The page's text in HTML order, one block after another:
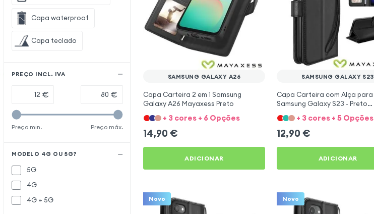
Capa waterproof
Capa teclado
PREÇO INCL. IVA
€ €
Preço min. Preço máx.
MODELO 4G OU 5G?
5G
4G
4G + 5G
SAMSUNG GALAXY A26
Capa Carteira 2 em 1 Samsung
Galaxy A26 Mayaxess Preto
+ 3 cores + 6 Opções
14,90 €
ADICIONAR
SAMSUNG GALAXY S23
Capa Carteira com Alça para
Samsung Galaxy S23 - Preto
+ 3 cores + 5 Opções
12,90 €
ADICIONAR
Novo Novo